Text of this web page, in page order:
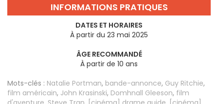
INFORMATIONS PRATIQUES
DATES ET HORAIRES
À partir du 23 mai 2025
ÂGE RECOMMANDÉ
À partir de 10 ans
Mots-clés : Natalie Portman, bande-annonce, Guy Ritchie,
film américain, John Krasinski, Domhnall Gleeson, film